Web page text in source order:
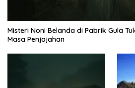
Misteri Noni Belanda di Pabrik Gula
Masa Penjajahan